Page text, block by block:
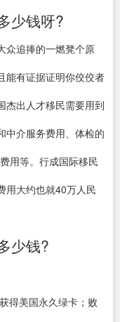
少钱呀?
众追捧的一燃凳个原
能有证据证明你佼佼者
杰出人才移民需要用到
中介服务费用、体检的
用等。行成国际移民
用大约也就40万人民
少钱?
得美国永久绿卡；败